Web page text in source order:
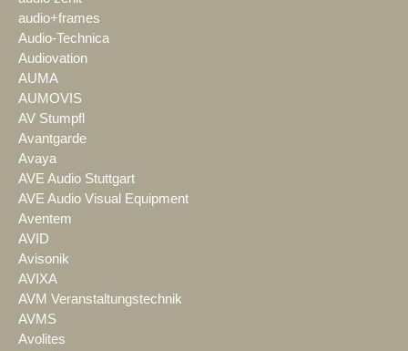
audio+frames
Audio-Technica
Audiovation
AUMA
AUMOVIS
AV Stumpfl
Avantgarde
Avaya
AVE Audio Stuttgart
AVE Audio Visual Equipment
Aventem
AVID
Avisonik
AVIXA
AVM Veranstaltungstechnik
AVMS
Avolites